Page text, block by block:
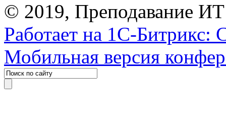
© 2019, Преподавание
Работает на 1С-Битрикс:
Мобильная версия